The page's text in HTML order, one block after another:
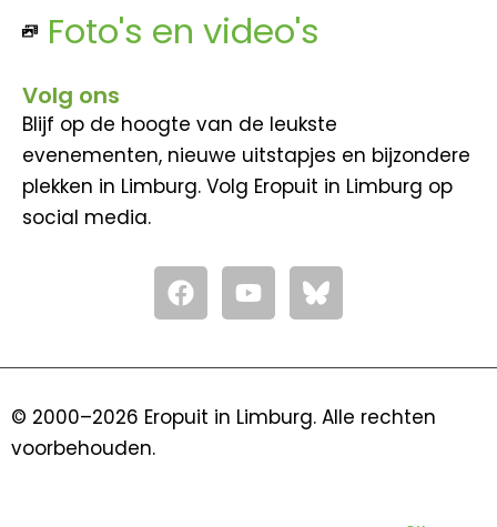
Foto's en video's
Volg ons
Blijf op de hoogte van de leukste
evenementen, nieuwe uitstapjes en bijzondere
plekken in Limburg. Volg Eropuit in Limburg op
social media.
F
a
c
o
Y
o
u
b
© 2000–2026 Eropuit in Limburg. Alle rechten
voorbehouden.